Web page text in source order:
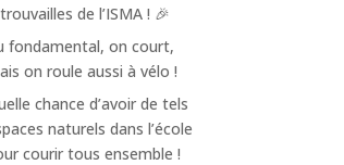
de l’ISMA ! 🎉
fondamental, on court,
on roule aussi à vélo !
chance d’avoir de tels
naturels dans l’école
courir tous ensemble !